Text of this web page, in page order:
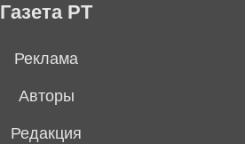
Газета РТ
Реклама
Авторы
Редакция